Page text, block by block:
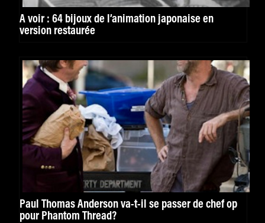
À voir : 64 bijoux de l’animation japonaise en
version restaurée
Paul Thomas Anderson va-t-il se passer de chef op
pour Phantom Thread?